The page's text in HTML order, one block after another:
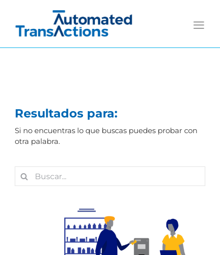
contenido
Resultados para:
Si no encuentras lo que buscas puedes probar con
otra palabra.
Buscar:
Optimizando el Flujo de Efectivo en el
Comercio Minorista: El Papel Clave de